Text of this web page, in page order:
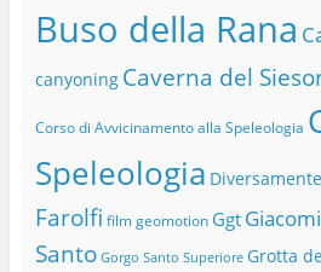
Buso della Rana
canyoning Caverna del
Corso di Avvicinamento alla Speleologia
Speleologia
Farolfi film geomotion Ggt
Santo Gorgo Santo Superiore Grotta